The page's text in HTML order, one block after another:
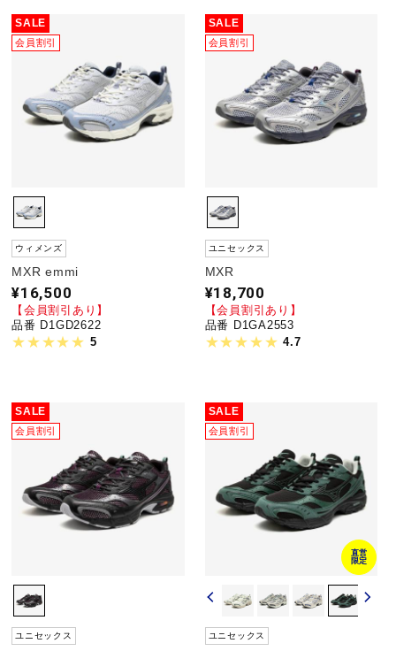
ジュニア／キッズ
メディカル
セール
その他
直営店一覧
取扱店一覧
SALE
会員割引
ウィメンズ
MXR emmi
¥16,500
【会員割引あり】
品番 D1GD2622
5
SALE
会員割引
ユニセックス
MXR
¥18,700
【会員割引あり】
品番 D1GA2553
4.7
SALE
会員割引
ユニセックス
SALE
会員割引
直営
限定
ユニセックス